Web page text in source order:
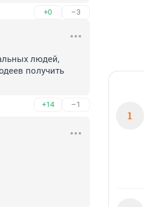
+0 –3
людей,
получить
+14 –1
1